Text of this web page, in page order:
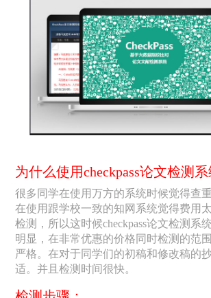
为什么使用checkpass论文检测系
很多同学在使用万方的系统时候觉得查
在使用跟学校一致的知网系统觉得费用
检测，所以这时候checkpass论文检测系
明显，在非常优惠的价格同时检测的范
严格。在对于同学们的初稿和修改稿的
适。并且检测时间很快。